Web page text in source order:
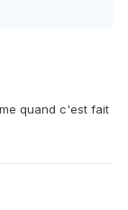
quand c'est fait